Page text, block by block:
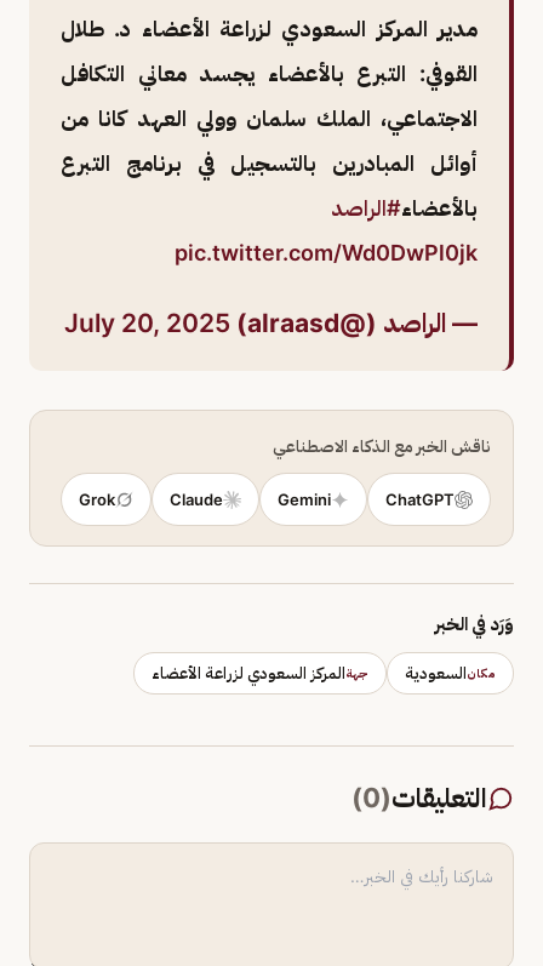
مدير المركز السعودي لزراعة الأعضاء د. طلال
القوفي: التبرع بالأعضاء يجسد معاني التكافل
الاجتماعي، الملك سلمان وولي العهد كانا من
أوائل المبادرين بالتسجيل في برنامج التبرع
بالأعضاء#الراصد
pic.twitter.com/Wd0DwPl0jk
— الراصد (@alraasd) July 20, 2025
ناقش الخبر مع الذكاء الاصطناعي
ChatGPT
Gemini
Claude
Grok
وَرَد في الخبر
مكانالسعودية جهةالمركز السعودي لزراعة الأعضاء
التعليقات(
0
)